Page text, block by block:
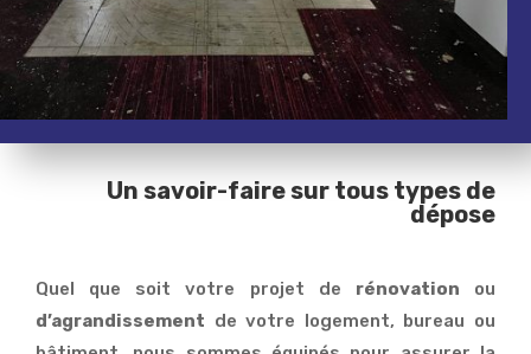
Un savoir-faire sur tous types de
dépose
Quel que soit votre projet de rénovation ou
d’agrandissement de votre logement, bureau ou